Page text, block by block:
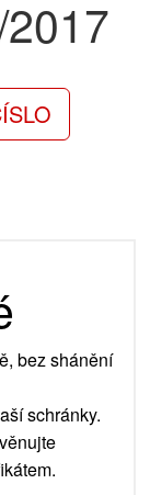
bez shánění
schránky.